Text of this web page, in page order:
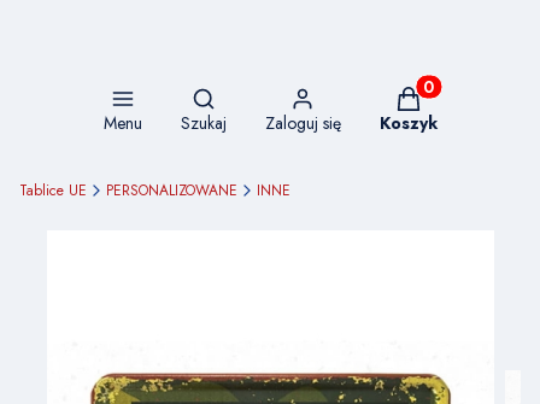
Menu
Otwórz wyszukiwarkę
Szukaj Zaloguj się
Produkty w
Koszyk
Tablice UE PERSONALIZOWANE INNE